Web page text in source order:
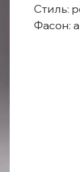
Стиль:
Фасон: